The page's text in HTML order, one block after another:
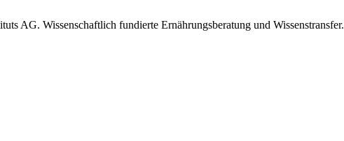
AG. Wissenschaftlich fundierte Ernährungsberatung und Wissenstransfer.